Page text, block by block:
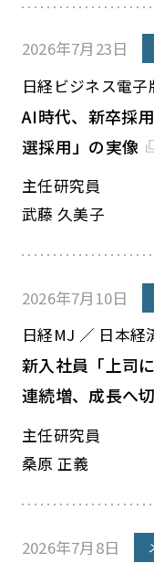
2026年7月23日
日経ビジネス電子
AI時代、新卒採
選採用」の実像
主任研究員
武藤 久美子
2026年7月10日
日経MJ ／ 日本経
新入社員「上司
連続増、成長へ
主任研究員
桑原 正義
2026年7月8日